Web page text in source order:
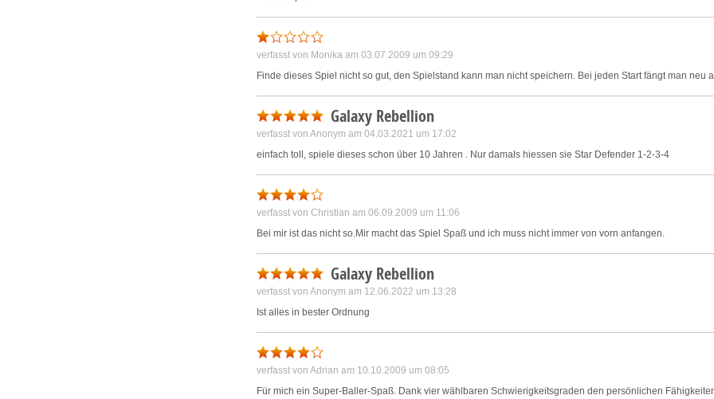
verfasst von Monika am 03.07.2009 um 09:29
Finde dieses Spiel nicht so gut, den Spielstand kann man nicht speichern. Bei jeden Start fängt man neu
Galaxy Rebellion
verfasst von Anonym am 04.03.2021 um 17:02
einfach toll, spiele dieses schon über 10 Jahren . Nur damals hiessen sie Star Defender 1-2-3-4
verfasst von Christian am 06.09.2009 um 11:06
Bei mir ist das nicht so.Mir macht das Spiel Spaß und ich muss nicht immer von vorn anfangen.
Galaxy Rebellion
verfasst von Anonym am 12.06.2022 um 13:28
Ist alles in bester Ordnung
verfasst von Adrian am 10.10.2009 um 08:05
Für mich ein Super-Baller-Spaß. Dank vier wählbaren Schwierigkeitsgraden den persönlichen